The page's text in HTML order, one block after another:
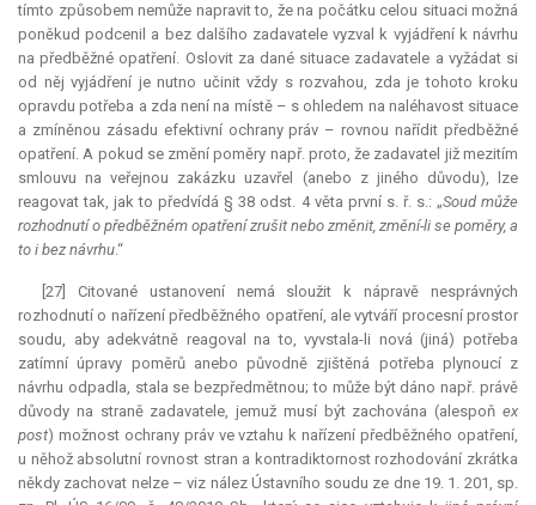
tímto způsobem nemůže napravit to, že na počátku celou situaci možná
poněkud podcenil a bez dalšího zadavatele vyzval k vyjádření k návrhu
na předběžné opatření. Oslovit za dané situace zadavatele a vyžádat si
od něj vyjádření je nutno učinit vždy s rozvahou, zda je tohoto kroku
opravdu potřeba a zda není na místě – s ohledem na naléhavost situace
a zmíněnou zásadu efektivní ochrany práv – rovnou nařídit předběžné
opatření. A pokud se změní poměry např. proto, že zadavatel již mezitím
smlouvu na veřejnou zakázku uzavřel (anebo z jiného důvodu), lze
reagovat tak, jak to předvídá § 38 odst. 4 věta první s. ř. s.: „Soud může
rozhodnutí o předběžném opatření zrušit nebo změnit, změní-li se poměry, a
to i bez návrhu.“
[27] Citované ustanovení nemá sloužit k nápravě nesprávných
rozhodnutí o nařízení předběžného opatření, ale vytváří procesní prostor
soudu, aby adekvátně reagoval na to, vyvstala-li nová (jiná) potřeba
zatímní úpravy poměrů anebo původně zjištěná potřeba plynoucí z
návrhu odpadla, stala se bezpředmětnou; to může být dáno např. právě
důvody na straně zadavatele, jemuž musí být zachována (alespoň ex
post) možnost ochrany práv ve vztahu k nařízení předběžného opatření,
u něhož absolutní rovnost stran a kontradiktornost rozhodování zkrátka
někdy zachovat nelze – viz nález Ústavního soudu ze dne 19. 1. 201, sp.